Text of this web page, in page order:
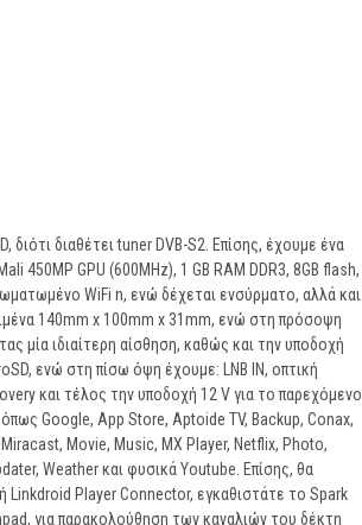
διαθέτει tuner DVB-S2. Επίσης, έχουμε ένα
450MP GPU (600MHz), 1 GB RAM DDR3, 8GB flash,
WiFi n, ενώ δέχεται ενσύρματο, αλλά και
140mm x 100mm x 31mm, ενώ στη πρόσοψη
μία ιδιαίτερη αίσθηση, καθώς και την υποδοχή
ενώ στη πίσω όψη έχουμε: LNB IN, οπτική
και τέλος την υποδοχή 12 V για το παρεχόμενο
Google, App Store, Aptoide TV, Backup, Conax,
Movie, Music, MX Player, Netflix, Photo,
Weather και φυσικά Youtube. Επίσης, θα
Player Connector, εγκαθιστάτε το Spark
για παρακολούθηση των καναλιών του δέκτη